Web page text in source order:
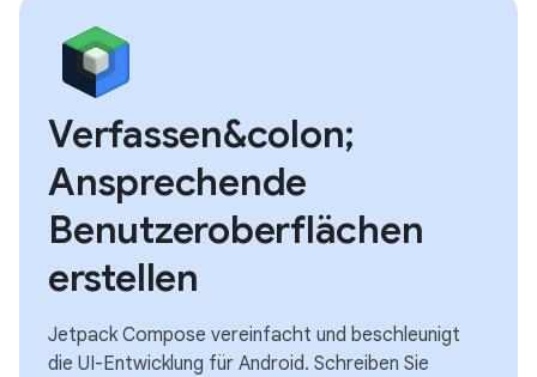
Verfassen&colon;
Ansprechende
Benutzeroberflächen
erstellen
Jetpack Compose vereinfacht und beschleunigt
die UI-Entwicklung für Android. Schreiben Sie